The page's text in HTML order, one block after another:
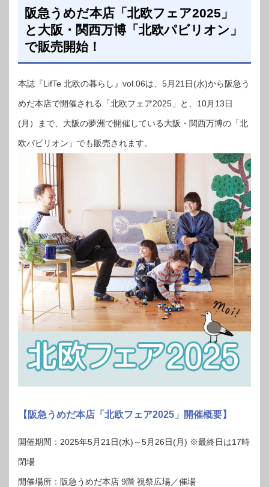
阪急うめだ本店「北欧フェア2025」
と大阪・関西万博「北欧パビリオン」
で販売開始！
本誌『LifTe 北欧の暮らし』vol.06は、5月21日(水)から阪急う
めだ本店で開催される「北欧フェア2025」と、10月13日
(月）まで、大阪の夢洲で開催している大阪・関西万博の「北
欧パビリオン」でも販売されます。
【阪急うめだ本店「北欧フェア2025」開催概要】
開催期間：2025年5月21日(水)～5月26日(月) ※最終日は17時
閉場
開催場所：阪急うめだ本店 9階 祝祭広場／催場